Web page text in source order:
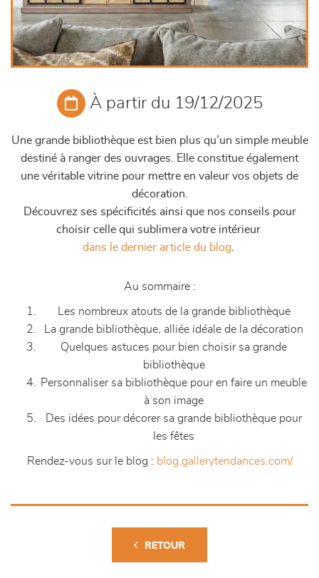
À partir du 19/12/2025
Une grande bibliothèque est bien plus qu’un simple meuble
destiné à ranger des ouvrages. Elle constitue également
une véritable vitrine pour mettre en valeur vos objets de
décoration.
Découvrez ses spécificités ainsi que nos conseils pour
choisir celle qui sublimera votre intérieur
dans le dernier article du blog.
Au sommaire :
Les nombreux atouts de la grande bibliothèque
La grande bibliothèque, alliée idéale de la décoration
Quelques astuces pour bien choisir sa grande
bibliothèque
Personnaliser sa bibliothèque pour en faire un meuble
à son image
Des idées pour décorer sa grande bibliothèque pour
les fêtes
Rendez-vous sur le blog : blog.gallerytendances.com/
RETOUR